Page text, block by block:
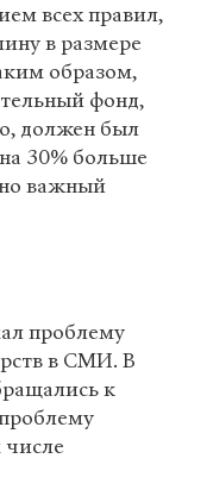
всех правил,
в размере
образом,
фонд,
должен был
30% больше
важный
проблему
в СМИ. В
к